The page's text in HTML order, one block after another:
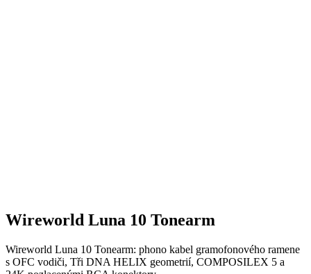
Wireworld Luna 10 Tonearm
Wireworld Luna 10 Tonearm: phono kabel gramofonového ramene
s OFC vodiči, Tři DNA HELIX geometrií, COMPOSILEX 5 a